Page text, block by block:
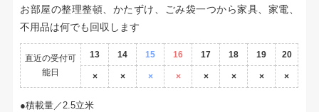
お部屋の整理整頓、かたずけ、ごみ袋一つから家具、家電、
不用品は何でも回収します
直近の受付可
能日
13 14 15 16 17 18 19 20
× × × × × × × ×
積載量／2.5立米